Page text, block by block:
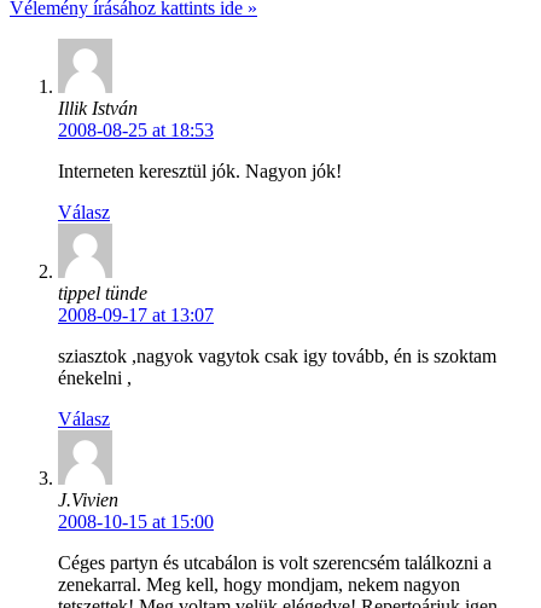
Vélemény írásához kattints ide »
Illik István
2008-08-25 at 18:53
Interneten keresztül jók. Nagyon jók!
Válasz
tippel tünde
2008-09-17 at 13:07
sziasztok ,nagyok vagytok csak igy tovább, én is szoktam
énekelni ,
Válasz
J.Vivien
2008-10-15 at 15:00
Céges partyn és utcabálon is volt szerencsém találkozni a
zenekarral. Meg kell, hogy mondjam, nekem nagyon